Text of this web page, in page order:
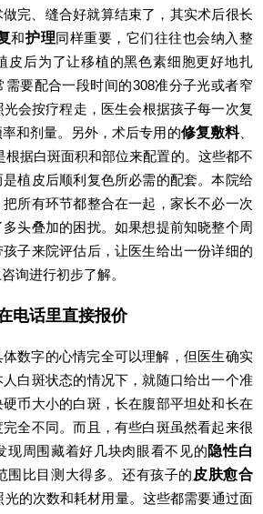
完、缝合好就算结束了，其实术后很长
和护理同样重要，它们往往也会纳入整
皮后为了让移植的黑色素细胞更好地扎
要配合一段时间的308准分子光或者窄
会按疗程走，医生会根据孩子每一次复
和剂量。另外，术后专用的修复敷料、
根据白斑面积和部位来配置的。这些都不
植皮后顺利复色所必需的配套。本院给
所有环节都整合在一起，家长不必一次
头叠加的困扰。如果想提前知晓整个周
子来院评估后，让医生给出一份详细的
询进行初步了解。
电话里直接报价
数字的心情完全可以理解，但医生确实
白斑状态的情况下，就随口给出一个准
币大小的白斑，长在腹部平坦处和长在
全不同。而且，有些白斑虽然看起来很
现周围藏着好几块肉眼看不见的隐性白
围比目测大得多。还有孩子的 皮肤愈合
光的次数和耗材用量。这些都需要通过面